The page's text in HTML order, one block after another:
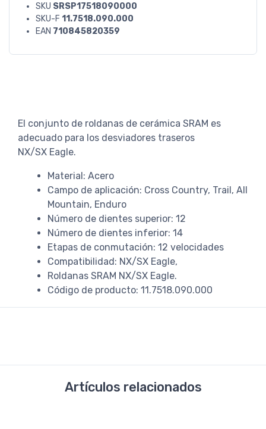
SKU SRSP17518090000
SKU-F 11.7518.090.000
EAN 710845820359
El conjunto de roldanas de cerámica SRAM es
adecuado para los desviadores traseros
NX/SX Eagle.
Material: Acero
Campo de aplicación: Cross Country, Trail, All
Mountain, Enduro
Número de dientes superior: 12
Número de dientes inferior: 14
Etapas de conmutación: 12 velocidades
Compatibilidad: NX/SX Eagle,
Roldanas SRAM NX/SX Eagle.
Código de producto: 11.7518.090.000
Artículos relacionados